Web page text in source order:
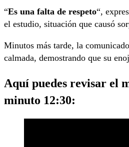
“Es una falta de respeto“,
el estudio, situación que causó
Minutos más tarde, la
calmada, demostrando que su
Aquí puedes revisar el
minuto 12:30: